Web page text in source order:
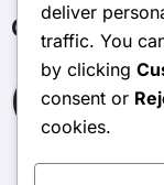
Cerca
Search
for:
deliver
traffic. You
by clicking
consent or
cookies.